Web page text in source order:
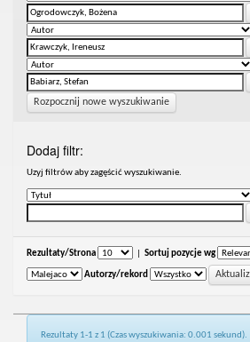
Rozpocznij nowe wyszukiwanie
Dodaj filtr:
Uzyj filtrów aby zagęścić wyszukiwanie.
Rezultaty/Strona Sortuj pozycje wg
Autorzy/rekord
Rezultaty 1-1 z 1 (Czas wyszukiwania: 0.001 sekund).